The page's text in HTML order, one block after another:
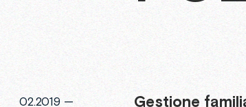
02.2019 —
Gestione